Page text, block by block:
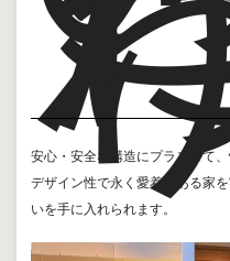
安心・安全な構造にプラスして
デザイン性で永く愛着のある家
いを手に入れられます。